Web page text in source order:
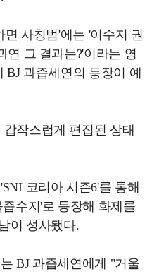
사칭범'에는 '이수지 권
연 그 결과는?'이라는 영
BJ 과즙세연의 등장이 예
작스럽게 편집된 상태
코리아 시즌6'를 통해
수지'로 등장해 화제를
이 성사됐다.
BJ 과즙세연에게 "거울